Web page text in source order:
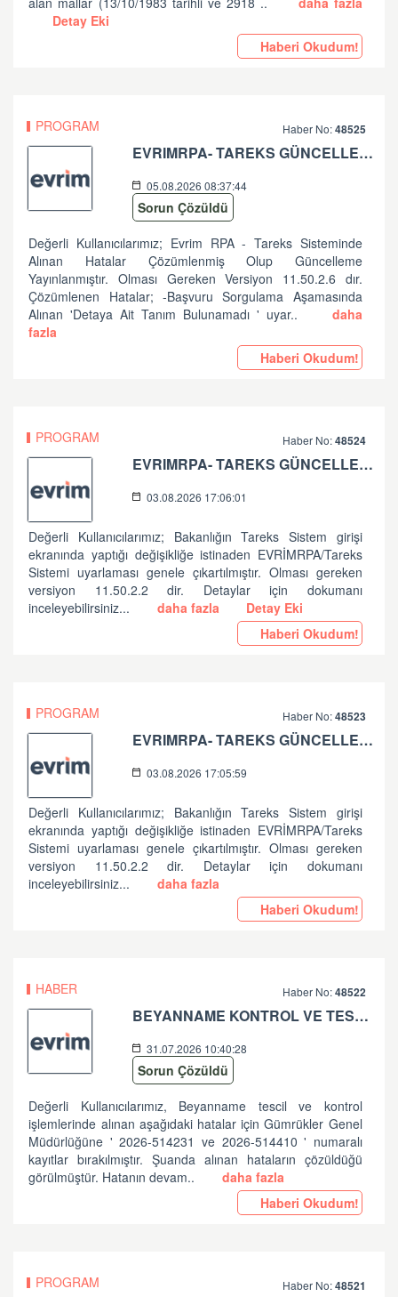
Detay Eki
Haberi Okudum!
PROGRAM Haber No:48525
EVRIMRPA- TAREKS GÜNCELLEMESI HAKKINDA (V: 11.50.2.6 BU VERSIYONDA EVRIMRPA- TAREKS MODULÜNDE GÜNCELLEME YAPILMIŞTIR. )
05.08.2026 08:37:44
Sorun Çözüldü
Değerli Kullanıcılarımız; Evrim RPA - Tareks Sisteminde
Alınan Hatalar Çözümlenmiş Olup Güncelleme
Yayınlanmıştır. Olması Gereken Versiyon 11.50.2.6 dır.
Çözümlenen Hatalar; -Başvuru Sorgulama Aşamasında
Alınan 'Detaya Ait Tanım Bulunamadı ' uyar..
daha
fazla
Haberi Okudum!
PROGRAM Haber No:48524
EVRIMRPA- TAREKS GÜNCELLEMESI HAKKINDA (V: 11.50.2.2)
03.08.2026 17:06:01
Değerli Kullanıcılarımız; Bakanlığın Tareks Sistem girişi
ekranında yaptığı değişikliğe istinaden EVRİMRPA/Tareks
Sistemi uyarlaması genele çıkartılmıştır. Olması gereken
versiyon 11.50.2.2 dir. Detaylar için dokumanı
inceleyebilirsiniz...
daha fazla
Detay Eki
Haberi Okudum!
PROGRAM Haber No:48523
EVRIMRPA- TAREKS GÜNCELLEMESI HAKKINDA
03.08.2026 17:05:59
Değerli Kullanıcılarımız; Bakanlığın Tareks Sistem girişi
ekranında yaptığı değişikliğe istinaden EVRİMRPA/Tareks
Sistemi uyarlaması genele çıkartılmıştır. Olması gereken
versiyon 11.50.2.2 dir. Detaylar için dokumanı
inceleyebilirsiniz...
daha fazla
Haberi Okudum!
HABER Haber No:48522
BEYANNAME KONTROL VE TESCİL İŞLEMLERİNDE ALINAN HATALAR HK
31.07.2026 10:40:28
Sorun Çözüldü
Değerli Kullanıcılarımız, Beyanname tescil ve kontrol
işlemlerinde alınan aşağıdaki hatalar için Gümrükler Genel
Müdürlüğüne ' 2026-514231 ve 2026-514410 ' numaralı
kayıtlar bırakılmıştır. Şuanda alınan hataların çözüldüğü
görülmüştür. Hatanın devam..
daha fazla
Haberi Okudum!
PROGRAM Haber No:48521